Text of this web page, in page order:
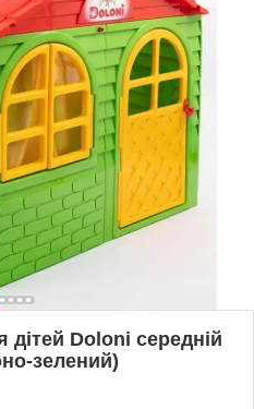
дітей Doloni середній
зелений)